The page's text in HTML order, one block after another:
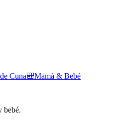
Cuna🎒Mamá & Bebé
bebé.